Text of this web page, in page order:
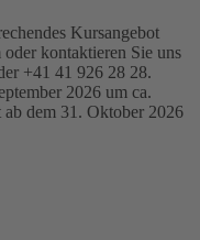
Kursangebot
kontaktieren Sie uns
+41 41 926 28 28.
2026 um ca.
dem 31. Oktober 2026